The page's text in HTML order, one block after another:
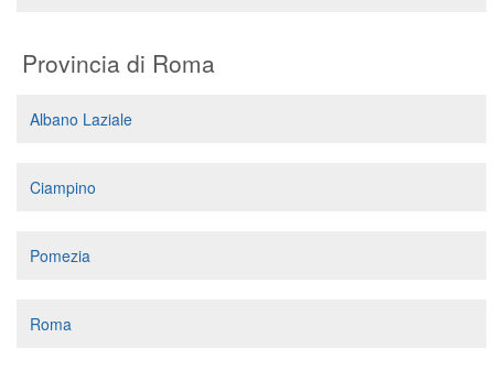
Provincia di Roma
Albano Laziale
Ciampino
Pomezia
Roma